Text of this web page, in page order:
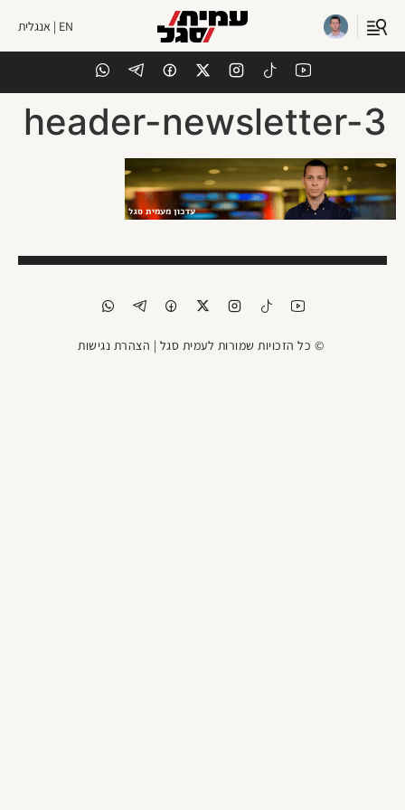
EN | אנגלית
header-newsletter-3
© כל הזכויות שמורות לעמית סגל | הצהרת נגישות